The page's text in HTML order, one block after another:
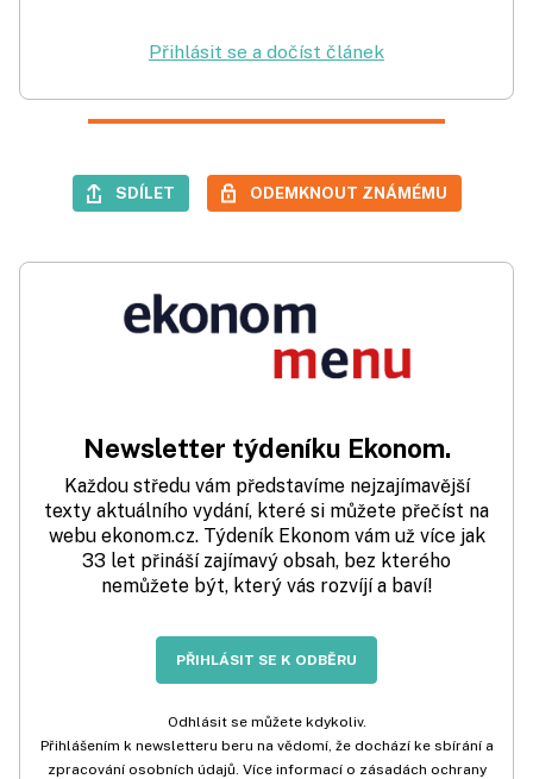
Přihlásit se a dočíst článek
SDÍLET ODEMKNOUT ZNÁMÉMU
Newsletter týdeníku Ekonom.
Každou středu vám představíme nejzajímavější
texty aktuálního vydání, které si můžete přečíst na
webu ekonom.cz. Týdeník Ekonom vám už více jak
33 let přináší zajímavý obsah, bez kterého
nemůžete být, který vás rozvíjí a baví!
PŘIHLÁSIT SE K ODBĚRU
Odhlásit se můžete kdykoliv.
Přihlášením k newsletteru beru na vědomí, že dochází ke sbírání a
zpracování osobních údajů. Více informací o zásadách ochrany